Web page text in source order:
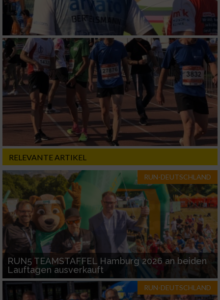
RELEVANTE ARTIKEL
RUN-DEUTSCHLAND
RUN5 TEAMSTAFFEL Hamburg 2026 an beiden
Lauftagen ausverkauft
RUN-DEUTSCHLAND